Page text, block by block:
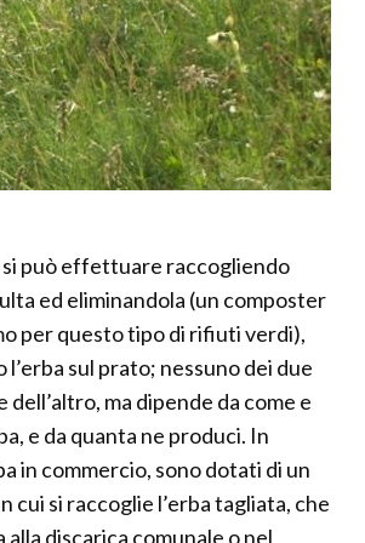
si può effettuare raccogliendo
ed eliminandola (un composter
per questo tipo di rifiuti verdi),
l’erba sul prato; nessuno dei due
dell’altro, ma dipende da come e
e da quanta ne produci. In
in commercio, sono dotati di un
cui si raccoglie l’erba tagliata, che
discarica comunale o nel